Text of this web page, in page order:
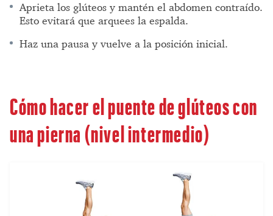
Aprieta los glúteos y mantén el abdomen contraído.
Esto evitará que arquees la espalda.
Haz una pausa y vuelve a la posición inicial.
Cómo hacer el puente de glúteos con
una pierna (nivel intermedio)